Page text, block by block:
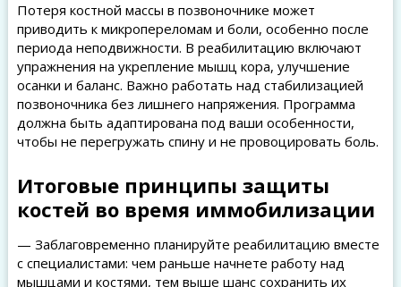
Потеря костной массы в позвоночнике может
приводить к микропереломам и боли, особенно после
периода неподвижности. В реабилитацию включают
упражнения на укрепление мышц кора, улучшение
осанки и баланс. Важно работать над стабилизацией
позвоночника без лишнего напряжения. Программа
должна быть адаптирована под ваши особенности,
чтобы не перегружать спину и не провоцировать боль.
Итоговые принципы защиты
костей во время иммобилизации
— Заблаговременно планируйте реабилитацию вместе
с специалистами: чем раньше начнете работу над
мышцами и костями, тем выше шанс сохранить их